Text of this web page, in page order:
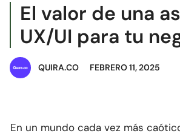
El valor de una
UX/UI para tu
QUIRA.CO FEBRERO 11, 2025
En un mundo cada vez más